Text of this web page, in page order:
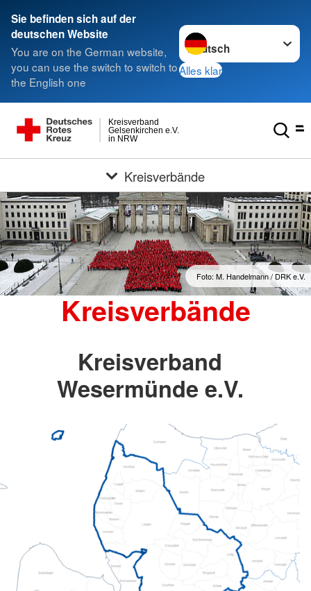
Sie befinden sich auf der
deutschen Website
You are on the German website,
you can use the switch to switch to
the English one
Sprache wechseln zu
Alles klar
in NRW
Gelsenkirchen e.V.
Kreisverband
Kreisverbände
Foto: M. Handelmann / DRK e.V.
Kreisverbände
Kreisverband
Wesermünde e.V.